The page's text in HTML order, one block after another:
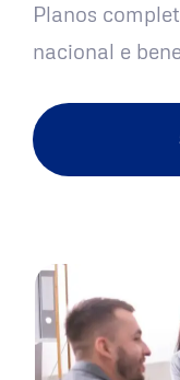
Planos
nacional e